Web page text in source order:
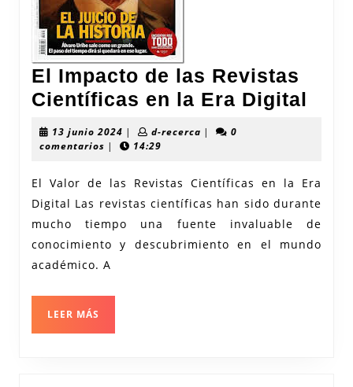
El Impacto de las Revistas
Científicas en la Era Digital
en
13 junio 2024 13
junio
| d-recercad-|
0
comentarios | 14:29
El Valor de las Revistas Científicas en la Era
Digital Las revistas científicas han sido durante
mucho tiempo una fuente invaluable de
conocimiento y descubrimiento en el mundo
académico. A
LEER MÁS